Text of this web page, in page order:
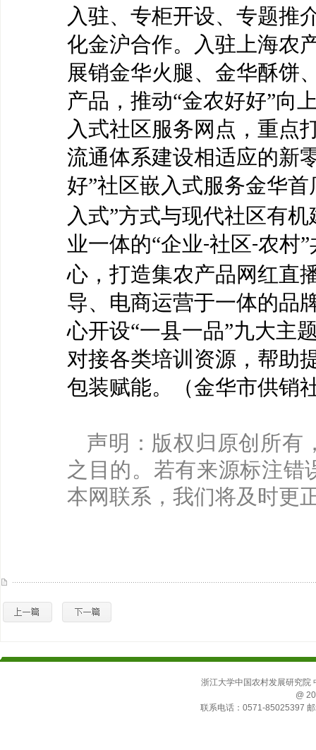
入驻、专柜开设、专题推
化金沪合作。入驻上海农
展销金华火腿、金华酥饼
产品，推动“金农好好”向
入式社区服务网点，重点
流通体系建设相适应的新
好”社区嵌入式服务金华首
入式”方式与现代社区有
业一体的“企业-社区-农村
心，打造集农产品网红直
导、电商运营于一体的品
心开设“一县一品”九大主
对接各类培训资源，帮助
包装赋能。（金华市供销
声明：版权归原创所有
之目的。若有来源标注错
本网联系，我们将及时更
浙江大学中国农村发展研究院
@
联系电话：0571-85025397